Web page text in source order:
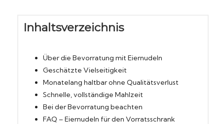
Inhaltsverzeichnis
Über die Bevorratung mit Eiernudeln
Geschätzte Vielseitigkeit
Monatelang haltbar ohne Qualitätsverlust
Schnelle, vollständige Mahlzeit
Bei der Bevorratung beachten
FAQ – Eiernudeln für den Vorratsschrank